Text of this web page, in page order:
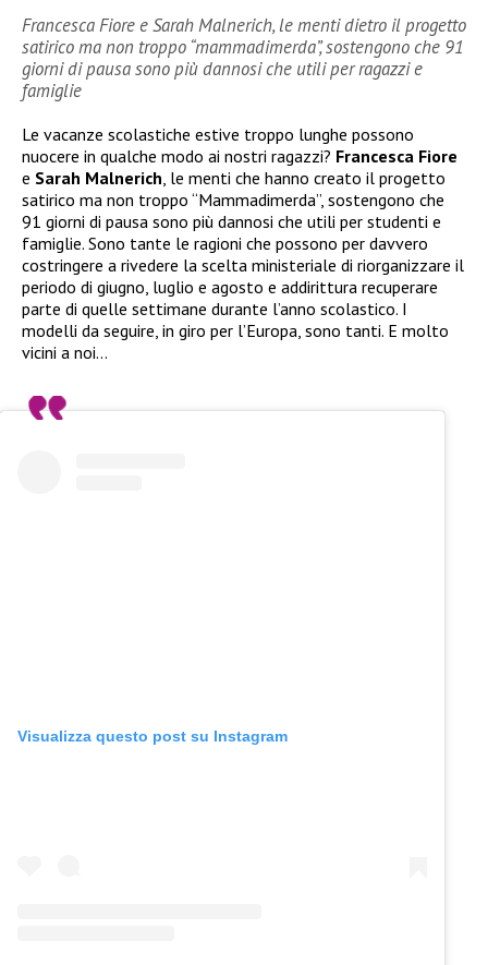
Francesca Fiore e Sarah Malnerich, le menti dietro il progetto
satirico ma non troppo “mammadimerda”, sostengono che 91
giorni di pausa sono più dannosi che utili per ragazzi e
famiglie
Le vacanze scolastiche estive troppo lunghe possono
nuocere in qualche modo ai nostri ragazzi? Francesca Fiore
e Sarah Malnerich , le menti che hanno creato il progetto
satirico ma non troppo “Mammadimerda”, sostengono che
91 giorni di pausa sono più dannosi che utili per studenti e
famiglie. Sono tante le ragioni che possono per davvero
costringere a rivedere la scelta ministeriale di riorganizzare il
periodo di giugno, luglio e agosto e addirittura recuperare
parte di quelle settimane durante l’anno scolastico. I
modelli da seguire, in giro per l’Europa, sono tanti. E molto
vicini a noi…
Visualizza questo post su Instagram